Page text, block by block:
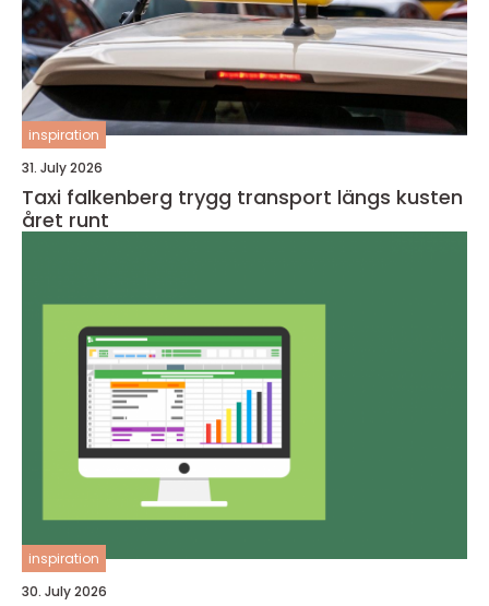
inspiration
31. July 2026
Taxi falkenberg trygg transport längs kusten
året runt
inspiration
30. July 2026